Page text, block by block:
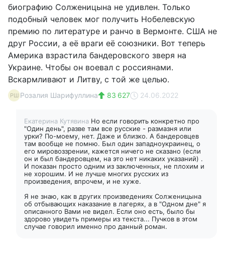
биографию Солженицына не удивлен. Только
подобный человек мог получить Нобелевскую
премию по литературе и ранчо в Вермонте. США не
друг России, а её враги её союзники. Вот теперь
Америка взрастила бандеровского зверя на
Украине. Чтобы он воевал с россиянами.
Вскармливают и Литву, с той же целью.
РШ Розалия Шарифуллина 83 627 24.06.2022
Екатерина Кутявина Но если говорить конкретно про
"Один день", разве там все русские - размазня или
урки? По-моему, нет. Даже и близко. А бандеровцев
там вообще не помню. Был один западноукраинец, о
его мировоззрении, кажется ничего не сказано (если
он и был бандеровцем, на это нет никаких указаний) .
И показан просто одним из заключенных, не плохим и
не хорошим. И не лучше многих русских из
произведения, впрочем, и не хуже.
Я не знаю, как в других произведениях Солженицына
об отбывающих наказание в лагерях, а в "Одном дне" я
описанного Вами не видел. Если оно есть, было бы
здорово увидеть примеры из текста... Пучков в этом
случае говорил именно про данный роман.